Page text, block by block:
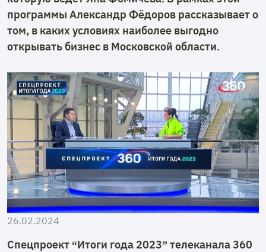
программы Александр Фёдоров рассказывает о
том, в каких условиях наиболее выгодно
открывать бизнес в Московской области.
26.02.2024
Спецпроект “Итоги года 2023” телеканала 360